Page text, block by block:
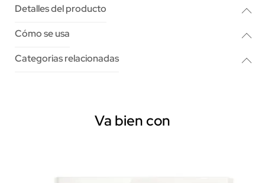
Detalles del producto
Cómo se usa
Categorias relacionadas
Va bien con